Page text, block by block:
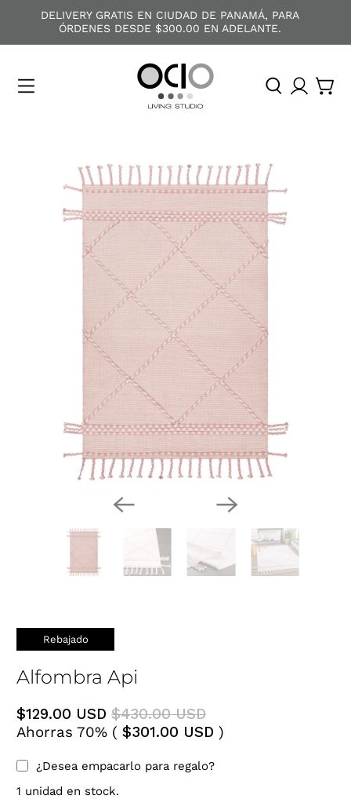
DELIVERY GRATIS EN CIUDAD DE PANAMÁ, PARA
ÓRDENES DESDE $300.00 EN ADELANTE.
Rebajado
Alfombra Api
$129.00 USD $430.00 USD
Ahorras 70% ( $301.00 USD)
¿Desea empacarlo para regalo?
1 unidad en stock.